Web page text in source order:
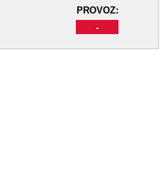
PROVOZ:
-